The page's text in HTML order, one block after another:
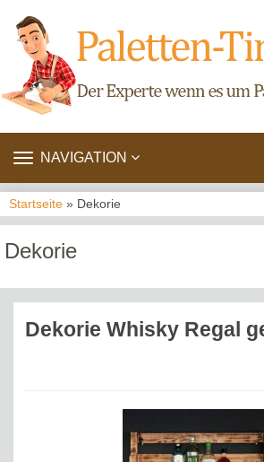
TOGGLE
NAVIGATION
Startseite » Dekorie
Dekorie
Dekorie Whisky Regal